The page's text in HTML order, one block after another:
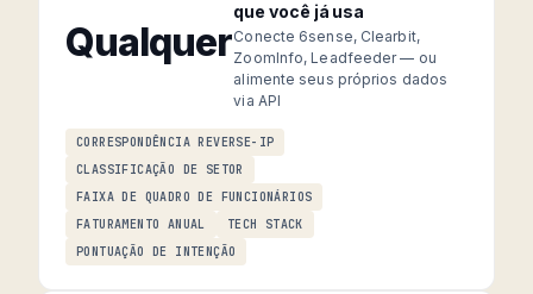
Qualquer
que você já usa
Conecte 6sense, Clearbit,
ZoomInfo, Leadfeeder — ou
alimente seus próprios dados
via API
CORRESPONDÊNCIA REVERSE-IP
CLASSIFICAÇÃO DE SETOR
FAIXA DE QUADRO DE FUNCIONÁRIOS
FATURAMENTO ANUAL
TECH STACK
PONTUAÇÃO DE INTENÇÃO